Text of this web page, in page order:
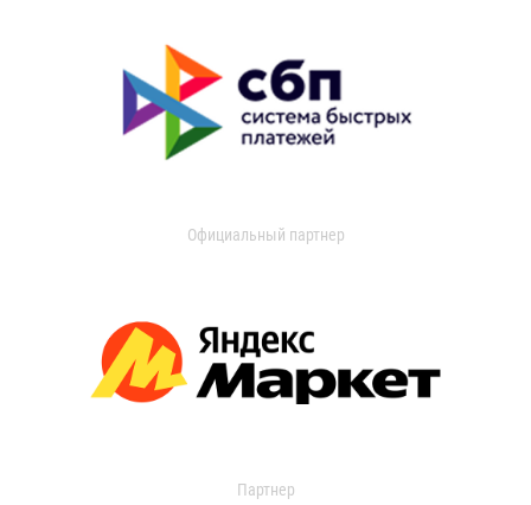
Официальный партнер
Партнер